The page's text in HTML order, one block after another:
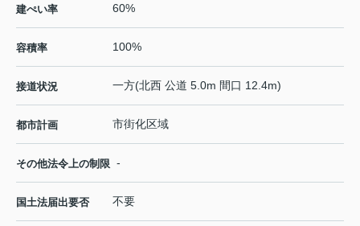
建ぺい率 60%
容積率 100%
接道状況 一方(北西 公道 5.0m 間口 12.4m)
都市計画 市街化区域
その他法令上の制限 -
国土法届出要否 不要